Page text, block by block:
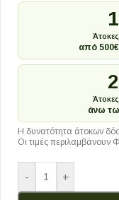
από
άνω
Η δυνατότητα άτοκων
Οι τιμές περιλαμβάνουν
- +